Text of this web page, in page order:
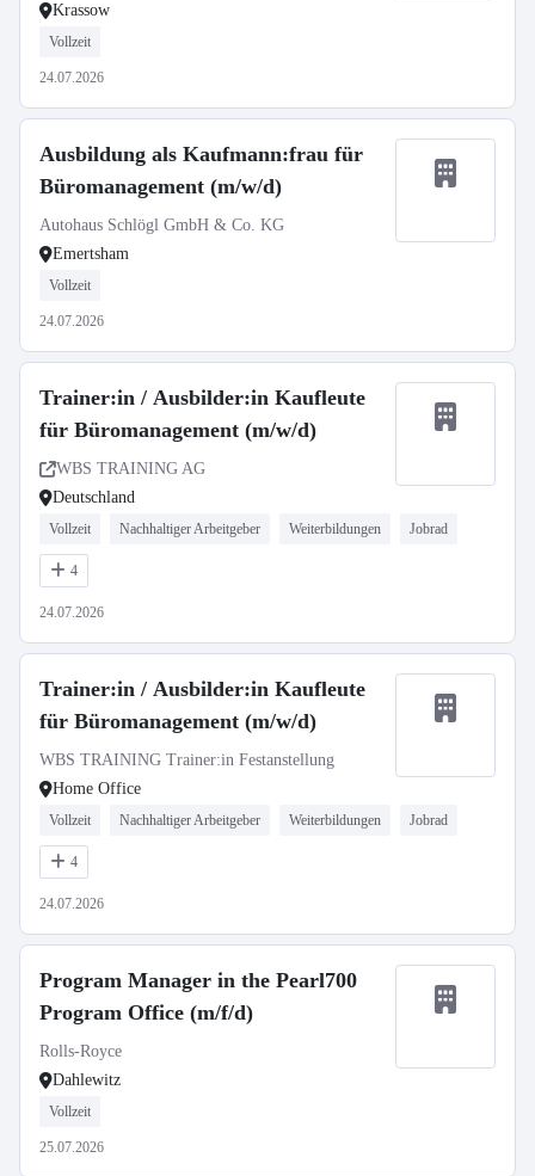
Krassow
Vollzeit
24.07.2026
Ausbildung als Kaufmann:frau für
Büromanagement (m/w/d)
Autohaus Schlögl GmbH & Co. KG
Emertsham
Vollzeit
24.07.2026
Trainer:in / Ausbilder:in Kaufleute
für Büromanagement (m/w/d)
WBS TRAINING AG
Deutschland
Vollzeit Nachhaltiger Arbeitgeber Weiterbildungen Jobrad
4
24.07.2026
Trainer:in / Ausbilder:in Kaufleute
für Büromanagement (m/w/d)
WBS TRAINING Trainer:in Festanstellung
Home Office
Vollzeit Nachhaltiger Arbeitgeber Weiterbildungen Jobrad
4
24.07.2026
Program Manager in the Pearl700
Program Office (m/f/d)
Rolls-Royce
Dahlewitz
Vollzeit
25.07.2026